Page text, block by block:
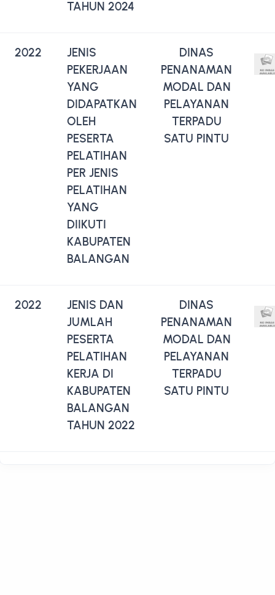
TAHUN 2024
2022
JENIS
PEKERJAAN
YANG
DIDAPATKAN
OLEH
PESERTA
PELATIHAN
PER JENIS
PELATIHAN
YANG
DIIKUTI
KABUPATEN
BALANGAN
DINAS
PENANAMAN
MODAL DAN
PELAYANAN
TERPADU
SATU PINTU
2022
JENIS DAN
JUMLAH
PESERTA
PELATIHAN
KERJA DI
KABUPATEN
BALANGAN
TAHUN 2022
DINAS
PENANAMAN
MODAL DAN
PELAYANAN
TERPADU
SATU PINTU